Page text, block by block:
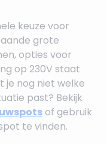
keuze voor
grote
opties voor
op 230V staat
je nog niet welke
past? Bekijk
of gebruik
te vinden.